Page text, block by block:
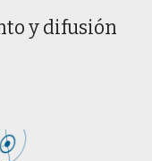
y difusión